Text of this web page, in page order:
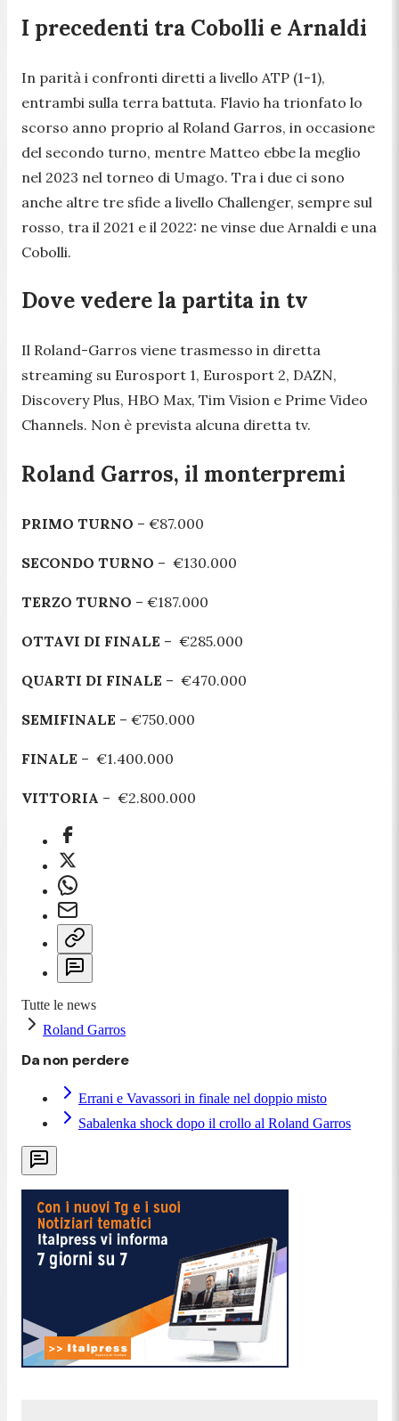
I precedenti tra Cobolli e Arnaldi
In parità i confronti diretti a livello ATP (1-1),
entrambi sulla terra battuta. Flavio ha trionfato lo
scorso anno proprio al Roland Garros, in occasione
del secondo turno, mentre Matteo ebbe la meglio
nel 2023 nel torneo di Umago. Tra i due ci sono
anche altre tre sfide a livello Challenger, sempre sul
rosso, tra il 2021 e il 2022: ne vinse due Arnaldi e una
Cobolli.
Dove vedere la partita in tv
Il Roland-Garros viene trasmesso in diretta
streaming su Eurosport 1, Eurosport 2, DAZN,
Discovery Plus, HBO Max, Tim Vision e Prime Video
Channels. Non è prevista alcuna diretta tv.
Roland Garros, il monterpremi
PRIMO TURNO – €87.000
SECONDO TURNO – €130.000
TERZO TURNO – €187.000
OTTAVI DI FINALE – €285.000
QUARTI DI FINALE – €470.000
SEMIFINALE – €750.000
FINALE – €1.400.000
VITTORIA – €2.800.000
Tutte le news
Roland Garros
Da non perdere
Errani e Vavassori in finale nel doppio misto
Sabalenka shock dopo il crollo al Roland Garros